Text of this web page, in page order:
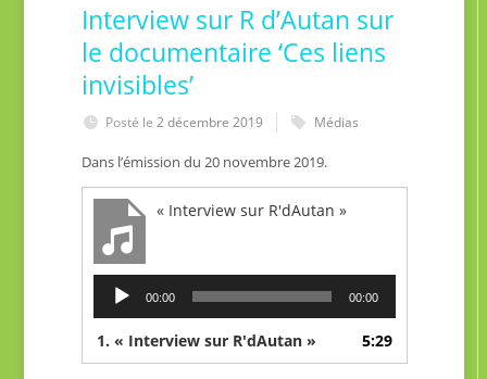
Interview sur R d’Autan sur
le documentaire ‘Ces liens
invisibles’
Posté le 2 décembre 2019 Médias
Dans l’émission du 20 novembre 2019.
« Interview sur R'dAutan »
Lecteur
audio
00:00 00:00
1. « Interview sur R'dAutan » 5:29